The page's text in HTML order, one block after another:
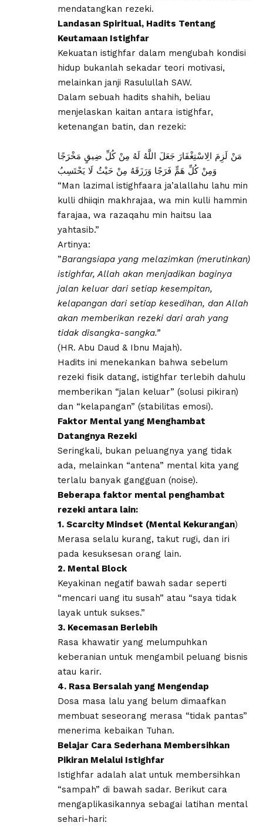
mendatangkan rezeki.
​Landasan Spiritual, Hadits Tentang
Keutamaan Istighfar
​Kekuatan istighfar dalam mengubah kondisi
hidup bukanlah sekadar teori motivasi,
melainkan janji Rasulullah SAW.
Dalam sebuah hadits shahih, beliau
menjelaskan kaitan antara istighfar,
ketenangan batin, dan rezeki:
مَنْ لَزِمَ الِاسْتِغْفَارَ جَعَلَ اللَّهُ لَهُ مِنْ كُلِّ ضِيقٍ مَخْرَجًا
وَمِنْ كُلِّ هَمٍّ فَرَجًا وَرَزَقَهُ مِنْ حَيْثُ لَا يَحْتَسِبُ
“Man lazimal istighfaara ja’alallahu lahu min
kulli dhiiqin makhrajaa, wa min kulli hammin
farajaa, wa razaqahu min haitsu laa
yahtasib.”
​Artinya:
​”Barangsiapa yang melazimkan (merutinkan)
istighfar, Allah akan menjadikan baginya
jalan keluar dari setiap kesempitan,
kelapangan dari setiap kesedihan, dan Allah
akan memberikan rezeki dari arah yang
tidak disangka-sangka.”
(HR. Abu Daud & Ibnu Majah).
​Hadits ini menekankan bahwa sebelum
rezeki fisik datang, istighfar terlebih dahulu
memberikan “jalan keluar” (solusi pikiran)
dan “kelapangan” (stabilitas emosi).
​Faktor Mental yang Menghambat
Datangnya Rezeki
​Seringkali, bukan peluangnya yang tidak
ada, melainkan “antena” mental kita yang
terlalu banyak gangguan (noise).
Beberapa faktor mental penghambat
rezeki antara lain:
1. ​Scarcity Mindset (Mental Kekurangan)
Merasa selalu kurang, takut rugi, dan iri
pada kesuksesan orang lain.
2. ​Mental Block
Keyakinan negatif bawah sadar seperti
“mencari uang itu susah” atau “saya tidak
layak untuk sukses.”
3. ​Kecemasan Berlebih
Rasa khawatir yang melumpuhkan
keberanian untuk mengambil peluang bisnis
atau karir.
4. ​Rasa Bersalah yang Mengendap
Dosa masa lalu yang belum dimaafkan
membuat seseorang merasa “tidak pantas”
menerima kebaikan Tuhan.
​Belajar Cara Sederhana Membersihkan
Pikiran Melalui Istighfar
​Istighfar adalah alat untuk membersihkan
“sampah” di bawah sadar. Berikut cara
mengaplikasikannya sebagai latihan mental
sehari-hari: